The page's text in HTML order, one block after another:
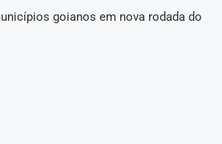
goianos em nova rodada do